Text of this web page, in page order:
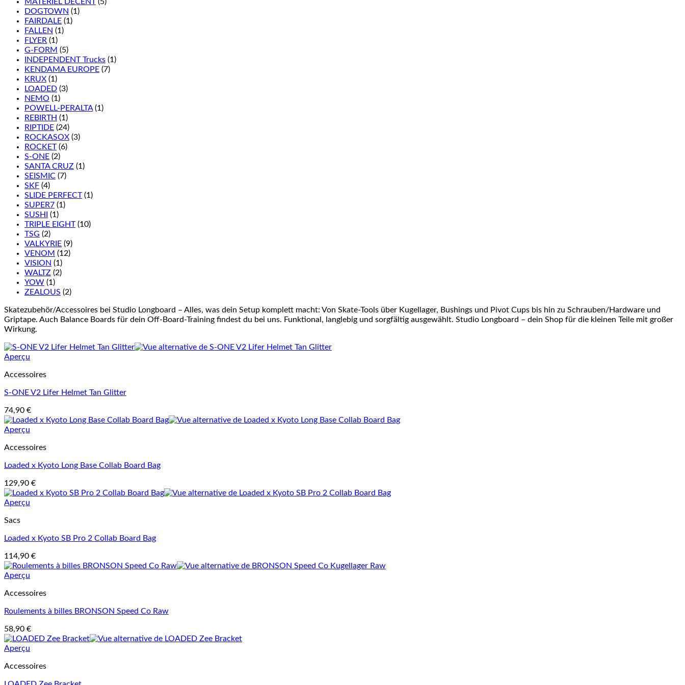
DOGTOWN (1)
FAIRDALE (1)
FALLEN (1)
FLYER (1)
G-FORM (5)
INDEPENDENT Trucks (1)
KENDAMA EUROPE (7)
KRUX (1)
LOADED (3)
NEMO (1)
POWELL-PERALTA (1)
REBIRTH (1)
RIPTIDE (24)
ROCKASOX (3)
ROCKET (6)
S-ONE (2)
SANTA CRUZ (1)
SEISMIC (7)
SKF (4)
SLIDE PERFECT (1)
SUPER7 (1)
SUSHI
(1)
TRIPLE EIGHT (10)
TSG (2)
VALKYRIE (9)
VENOM (12)
VISION (1)
WALTZ (2)
YOW (1)
ZEALOUS (2)
Skatezubehör/Accessoires bei Studio Longboard – Alles, was dein Setup komplett macht: Von Skate-Tools über Kugellager, Bushings und Pivot Cups bis hin zu Schrauben/Hardware und
Griptape. Auch Balance Boards für dein Off-Board-Training findest du bei uns. Funktional, langlebig und sorgfältig ausgewählt. Studio Longboard – dein Shop für die kleinen Teile mit großer
Wirkung.
Aperçu
Accessoires
S-ONE V2 Lifer Helmet Tan Glitter
74,90 €
Aperçu
Accessoires
Loaded x Kyoto Long Base Collab Board Bag
129,90 €
Aperçu
Sacs
Loaded x Kyoto SB Pro 2 Collab Board Bag
114,90 €
Aperçu
Accessoires
Roulements à billes BRONSON Speed Co Raw
58,90 €
Aperçu
Accessoires